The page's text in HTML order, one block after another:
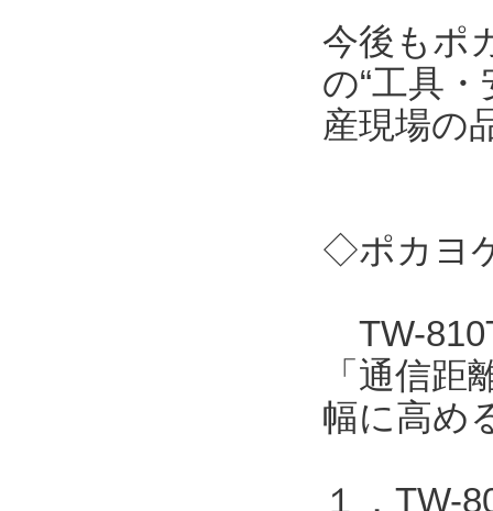
今後もポ
の“工具
産現場の
◇ポカヨ
TW-
「通信
幅に高め
１．TW-